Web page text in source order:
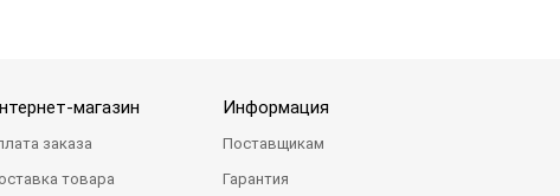
магазин
заказа
товара
Информация
Поставщикам
Гарантия